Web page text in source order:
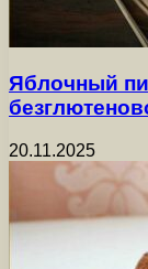
Яблочный
20.11.2025